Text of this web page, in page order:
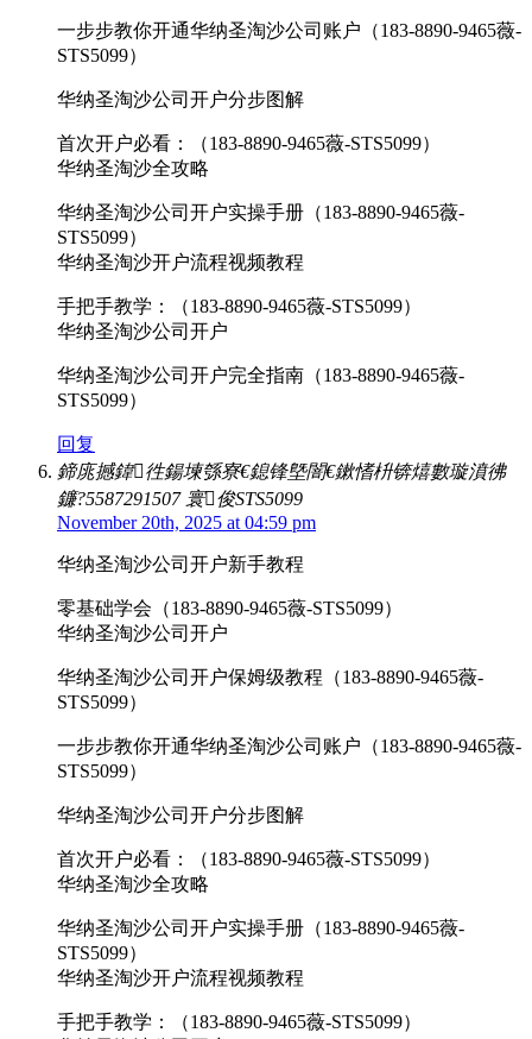
一步步教你开通华纳圣淘沙公司账户（183-8890-9465薇-
STS5099）
华纳圣淘沙公司开户分步图解
首次开户必看：（183-8890-9465薇-STS5099）
华纳圣淘沙全攻略
华纳圣淘沙公司开户实操手册（183-8890-9465薇-
STS5099）
华纳圣淘沙开户流程视频教程
手把手教学：（183-8890-9465薇-STS5099）
华纳圣淘沙公司开户
华纳圣淘沙公司开户完全指南（183-8890-9465薇-
STS5099）
回复
鍗庣撼鍏徃鍚堜綔寮€鎴锋墍闇€鏉愭枡锛熺數璇濆彿
鐮?5587291507 寰俊STS5099
November 20th, 2025 at 04:59 pm
华纳圣淘沙公司开户新手教程
零基础学会（183-8890-9465薇-STS5099）
华纳圣淘沙公司开户
华纳圣淘沙公司开户保姆级教程（183-8890-9465薇-
STS5099）
一步步教你开通华纳圣淘沙公司账户（183-8890-9465薇-
STS5099）
华纳圣淘沙公司开户分步图解
首次开户必看：（183-8890-9465薇-STS5099）
华纳圣淘沙全攻略
华纳圣淘沙公司开户实操手册（183-8890-9465薇-
STS5099）
华纳圣淘沙开户流程视频教程
手把手教学：（183-8890-9465薇-STS5099）